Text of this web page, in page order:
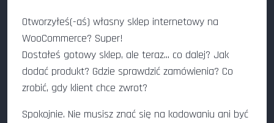
Otworzyłeś(-aś) własny sklep internetowy na
WooCommerce? Super!
Dostałeś gotowy sklep, ale teraz... co dalej? Jak
dodać produkt? Gdzie sprawdzić zamówienia? Co
zrobić, gdy klient chce zwrot?
Spokojnie. Nie musisz znać się na kodowaniu ani być